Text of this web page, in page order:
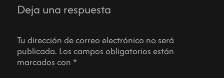
Deja una respuesta
Tu dirección de correo electrónico no será
publicada. Los campos obligatorios están
marcados con*